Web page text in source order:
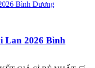
Lan 2026 Bình